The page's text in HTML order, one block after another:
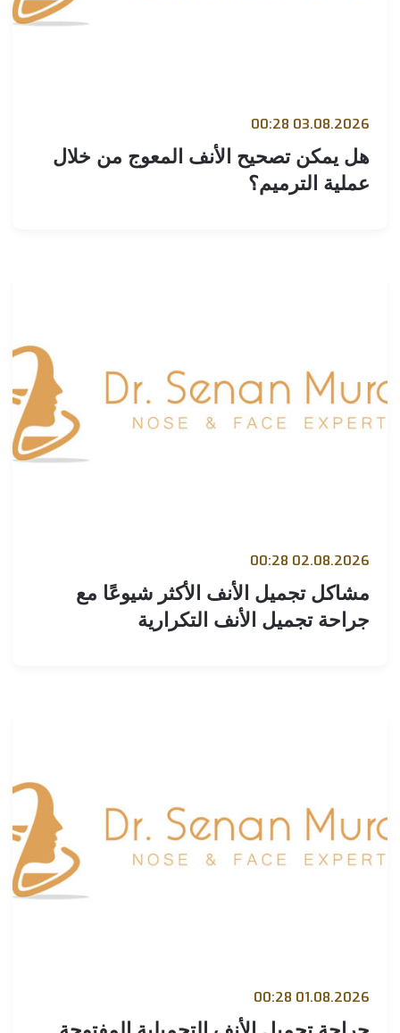
03.08.2026
يمكن تصحيح الأنف المعوج من خلال
الترميم؟
02.08.2026
تجميل الأنف الأكثر شيوعًا مع
تجميل الأنف التكرارية
01.08.2026